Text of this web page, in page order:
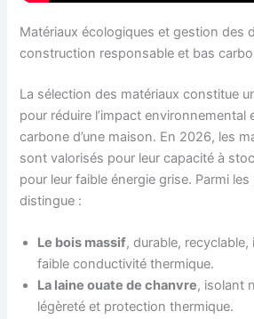
Matériaux écologiques et gestion des
construction responsable et bas
La sélection des matériaux constitue
pour réduire l’impact environnemental
carbone d’une maison. En 2026, les
sont valorisés pour leur capacité à
pour leur faible énergie grise. Parmi
distingue :
Le bois massif, durable,
faible conductivité thermique.
La laine ouate de chanvre, isolant
légèreté et protection thermique.